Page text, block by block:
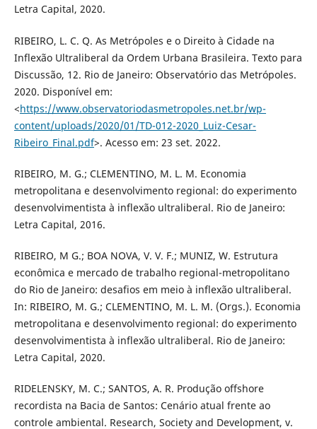
Letra Capital, 2020.
RIBEIRO, L. C. Q. As Metrópoles e o Direito à Cidade na
Inflexão Ultraliberal da Ordem Urbana Brasileira. Texto para
Discussão, 12. Rio de Janeiro: Observatório das Metrópoles.
2020. Disponível em:
<https://www.observatoriodasmetropoles.net.br/wp-
content/uploads/2020/01/TD-012-2020_Luiz-Cesar-
Ribeiro_Final.pdf>. Acesso em: 23 set. 2022.
RIBEIRO, M. G.; CLEMENTINO, M. L. M. Economia
metropolitana e desenvolvimento regional: do experimento
desenvolvimentista à inflexão ultraliberal. Rio de Janeiro:
Letra Capital, 2016.
RIBEIRO, M G.; BOA NOVA, V. V. F.; MUNIZ, W. Estrutura
econômica e mercado de trabalho regional-metropolitano
do Rio de Janeiro: desafios em meio à inflexão ultraliberal.
In: RIBEIRO, M. G.; CLEMENTINO, M. L. M. (Orgs.). Economia
metropolitana e desenvolvimento regional: do experimento
desenvolvimentista à inflexão ultraliberal. Rio de Janeiro:
Letra Capital, 2020.
RIDELENSKY, M. C.; SANTOS, A. R. Produção offshore
recordista na Bacia de Santos: Cenário atual frente ao
controle ambiental. Research, Society and Development, v.